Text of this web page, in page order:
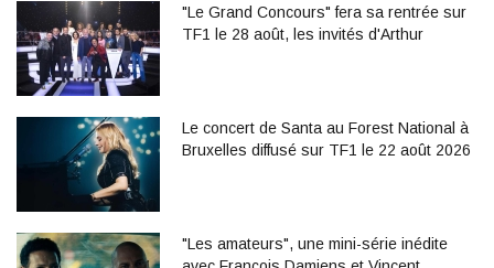
"Le Grand Concours" fera sa rentrée sur
TF1 le 28 août, les invités d'Arthur
Le concert de Santa au Forest National à
Bruxelles diffusé sur TF1 le 22 août 2026
"Les amateurs", une mini-série inédite